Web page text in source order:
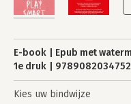
E-book Epub met
1e druk
9789082034752
Kies uw bindwijze